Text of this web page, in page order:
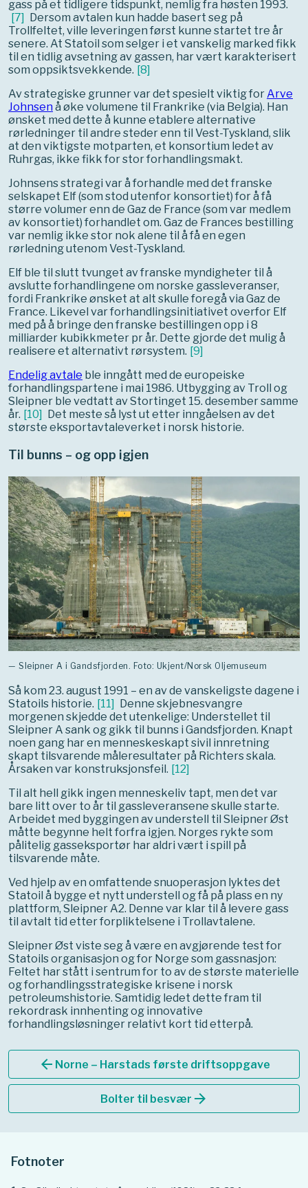
gass på et tidligere tidspunkt, nemlig fra høsten 1993.
[7] Dersom avtalen kun hadde basert seg på
Trollfeltet, ville leveringen først kunne startet tre år
senere. At Statoil som selger i et vanskelig marked fikk
til en tidlig avsetning av gassen, har vært karakterisert
som oppsiktsvekkende. [8]
Av strategiske grunner var det spesielt viktig for Arve
Johnsen å øke volumene til Frankrike (via Belgia). Han
ønsket med dette å kunne etablere alternative
rørledninger til andre steder enn til Vest-Tyskland, slik
at den viktigste motparten, et konsortium ledet av
Ruhrgas, ikke fikk for stor forhandlingsmakt.
Johnsens strategi var å forhandle med det franske
selskapet Elf (som stod utenfor konsortiet) for å få
større volumer enn de Gaz de France (som var medlem
av konsortiet) forhandlet om. Gaz de Frances bestilling
var nemlig ikke stor nok alene til å få en egen
rørledning utenom Vest-Tyskland.
Elf ble til slutt tvunget av franske myndigheter til å
avslutte forhandlingene om norske gassleveranser,
fordi Frankrike ønsket at alt skulle foregå via Gaz de
France. Likevel var forhandlingsinitiativet overfor Elf
med på å bringe den franske bestillingen opp i 8
milliarder kubikkmeter pr år. Dette gjorde det mulig å
realisere et alternativt rørsystem. [9]
Endelig avtale ble inngått med de europeiske
forhandlingspartene i mai 1986. Utbygging av Troll og
Sleipner ble vedtatt av Stortinget 15. desember samme
år. [10] Det meste så lyst ut etter inngåelsen av det
største eksportavtaleverket i norsk historie.
Til bunns – og opp igjen
— Sleipner A i Gandsfjorden. Foto: Ukjent/Norsk Oljemuseum
Så kom 23. august 1991 – en av de vanskeligste dagene i
Statoils historie. [11] Denne skjebnesvangre
morgenen skjedde det utenkelige: Understellet til
Sleipner A sank og gikk til bunns i Gandsfjorden. Knapt
noen gang har en menneskeskapt sivil innretning
skapt tilsvarende måleresultater på Richters skala.
Årsaken var konstruksjonsfeil. [12]
Til alt hell gikk ingen menneskeliv tapt, men det var
bare litt over to år til gassleveransene skulle starte.
Arbeidet med byggingen av understell til Sleipner Øst
måtte begynne helt forfra igjen. Norges rykte som
pålitelig gasseksportør har aldri vært i spill på
tilsvarende måte.
Ved hjelp av en omfattende snuoperasjon lyktes det
Statoil å bygge et nytt understell og få på plass en ny
plattform, Sleipner A2. Denne var klar til å levere gass
til avtalt tid etter forpliktelsene i Trollavtalene.
Sleipner Øst viste seg å være en avgjørende test for
Statoils organisasjon og for Norge som gassnasjon:
Feltet har stått i sentrum for to av de største materielle
og forhandlingsstrategiske krisene i norsk
petroleumshistorie. Samtidig ledet dette fram til
rekordrask innhenting og innovative
forhandlingsløsninger relativt kort tid etterpå.
arrow_back Norne – Harstads første driftsoppgave
Bolter til besvær arrow_forward
Fotnoter